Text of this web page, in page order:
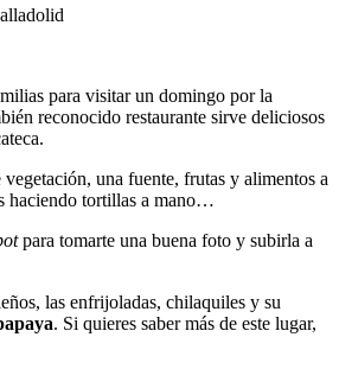
para visitar un domingo por la
reconocido restaurante sirve deliciosos
vegetación, una fuente, frutas y alimentos a
haciendo tortillas a mano…
para tomarte una buena foto y subirla a
las enfrijoladas, chilaquiles y su
. Si quieres saber más de este lugar,